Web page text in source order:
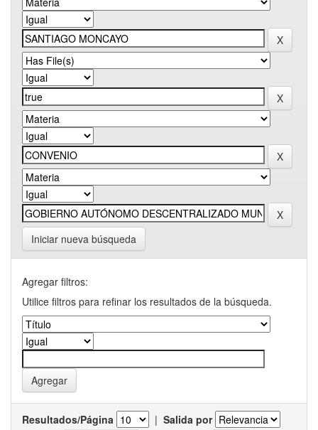
Iniciar nueva búsqueda
Agregar filtros:
Utilice filtros para refinar los resultados de la búsqueda.
Resultados/Página | Salida por